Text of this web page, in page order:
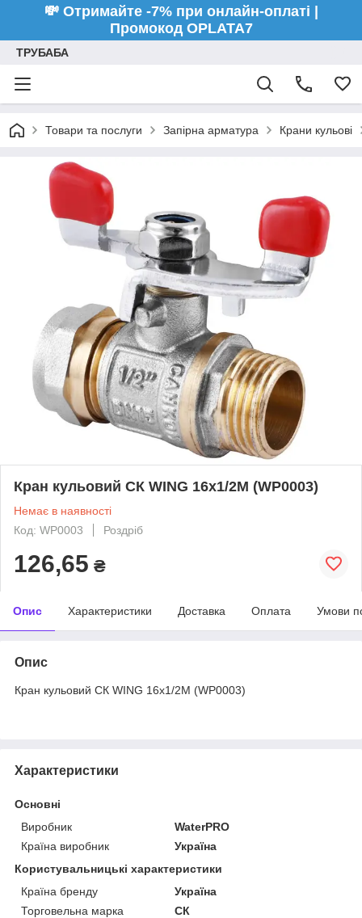
💸 Отримайте -7% при онлайн-оплаті |
Промокод OPLATA7
ТРУБАБА
Товари та послуги Запірна арматура Крани кульові
Кран кульовий СК WING 16x1/2M (WP0003)
Немає в наявності
Код: WP0003
Роздріб
126,65 ₴
Опис Характеристики Доставка Оплата Умови
Опис
Кран кульовий СК WING 16x1/2M (WP0003)
Характеристики
Основні
Виробник
WaterPRO
Країна виробник
Україна
Користувальницькі характеристики
Країна бренду
Україна
Торговельна марка
СК